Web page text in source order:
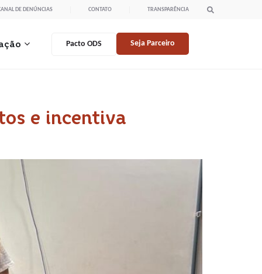
DE DENÚNCIAS CONTATO TRANSPARÊNCIA
Pacto ODS Seja Parceiro
e incentiva